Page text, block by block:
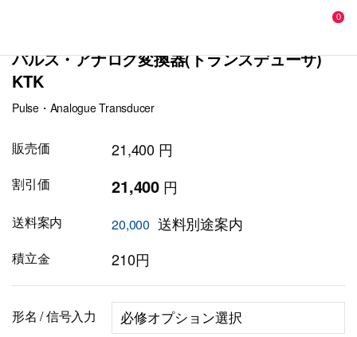
0
パルス・アナログ変換器(トランスデューサ)
KTK
Pulse・Analogue Transducer
販売価 21,400 円
割引価 21,400 円
送料案内 20,000 送料別途案内
積立金 210円
形名 / 信号入力